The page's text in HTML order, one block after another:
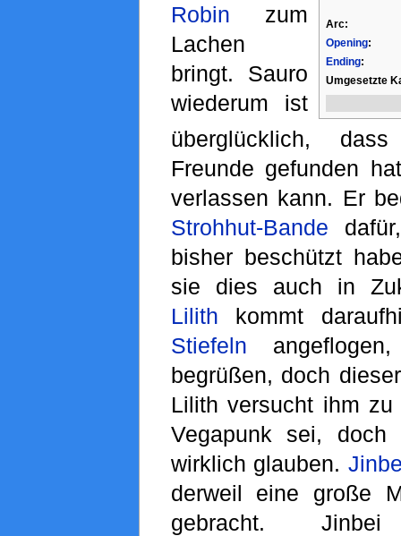
Arc:
Opening:
Ending:
Umgesetzte
Robin zum
Lachen
bringt. Sauro
wiederum ist
überglücklich,
Freunde gefunden
verlassen kann. Er
Strohhut-Bande
bisher beschützt
sie dies auch in
Lilith kommt
Stiefeln
begrüßen, doch
Lilith versucht ihm
Vegapunk sei,
wirklich glauben.
derweil eine große
gebracht.